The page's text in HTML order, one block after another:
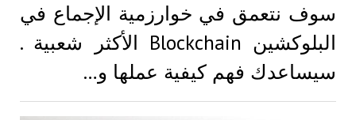
سوف نتعمق في خوارزمية الإجماع في
البلوكشين Blockchain الأكثر شعبية .
سيساعدك فهم كيفية عملها و…